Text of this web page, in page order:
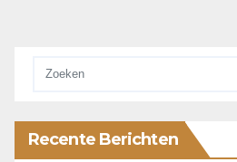
Recente Berichten